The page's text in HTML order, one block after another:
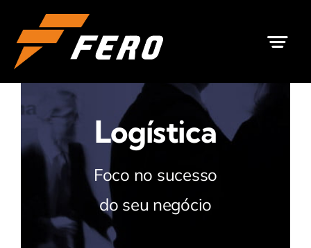
para
conteúdo
Logística
Foco no sucesso
do seu negócio